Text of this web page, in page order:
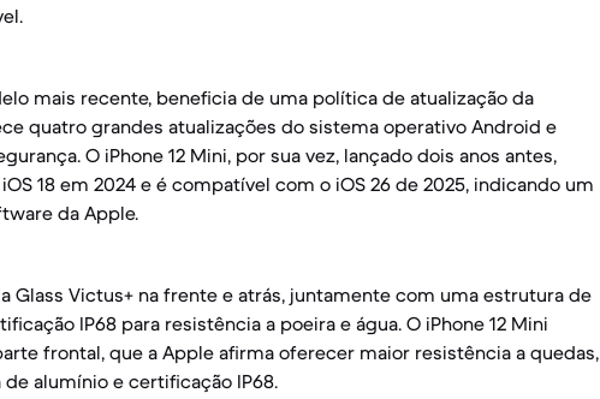
mais recente, beneficia de uma política de atualização da
quatro grandes atualizações do sistema operativo Android e
O iPhone 12 Mini, por sua vez, lançado dois anos antes,
18 em 2024 e é compatível com o iOS 26 de 2025, indicando um
da Apple.
Glass Victus+ na frente e atrás, juntamente com uma estrutura de
IP68 para resistência a poeira e água. O iPhone 12 Mini
frontal, que a Apple afirma oferecer maior resistência a quedas,
alumínio e certificação IP68.